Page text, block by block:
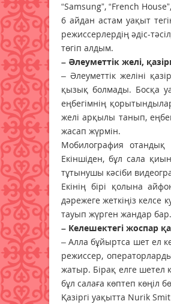
“Samsung”, “French
6 айдан астам уақыт
режиссерлердің әдіс-
төгіп алдым.
– Әлеуметтік желі,
– Әлеуметтік желіні
қызық болмады. Босқа
еңбегімнің
желі арқылы танып,
жасап жүрмін.
Мобилография отандық
Екіншіден, бұл сала
тұтынушы кәсіби
Екінің бірі қолына
дәрежеге жеткіңіз
тауып жүрген жандар бар.
– Келешектегі жоспар
– Алла бұйыртса шет ел
режиссер,
жатыр. Бірақ елге шетел
бұл салаға көптеп көңіл
Қазіргі уақытта Nurik